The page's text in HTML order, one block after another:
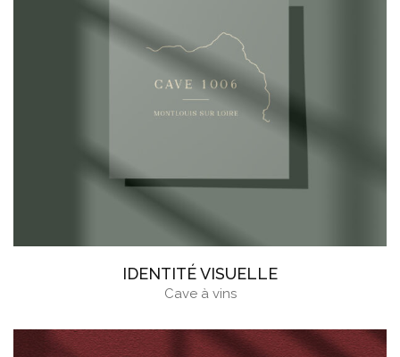
IDENTITÉ VISUELLE
Cave à vins